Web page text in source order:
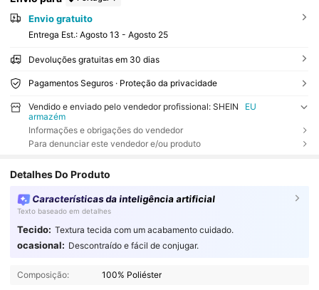
Envio gratuito
Entrega Est.: Agosto 13 - Agosto 25
Devoluções gratuitas em 30 dias
Pagamentos Seguros · Proteção da privacidade
Vendido e enviado pelo vendedor profissional: SHEIN
EU
armazém
Informações e obrigações do vendedor
Para denunciar este vendedor e/ou produto
Detalhes Do Produto
Características da inteligência artificial
Texto baseado em detalhes
Tecido: Textura tecida com um acabamento cuidado.
ocasional: Descontraído e fácil de conjugar.
Composição: 100% Poliéster